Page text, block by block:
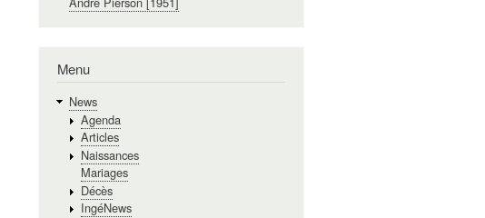
Menu
News
Agenda
Articles
Naissances
Mariages
Décès
IngéNews